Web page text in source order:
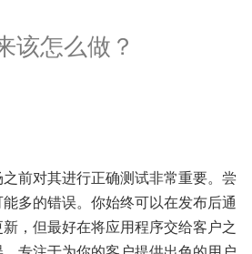
该怎么做？
前对其进行正确测试非常重要。尝
多的错误。你始终可以在发布后通
，但最好在将应用程序交给客户之